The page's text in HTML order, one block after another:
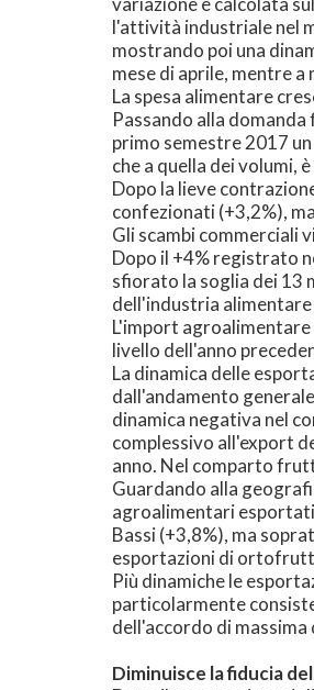
l'attività industriale nel
mostrando poi una
mese di aprile, mentre
La spesa alimentare
Passando alla
primo semestre 2017
che a quella dei volumi,
Dopo la lieve
confezionati (+3,2%),
Gli scambi commerciali
Dopo il +4% registrato
sfiorato la soglia dei 13
dell'industria
L'import agroalimentare
livello dell'anno
La dinamica delle
dall'andamento
dinamica negativa nel
complessivo all'export
anno. Nel comparto
Guardando alla
agroalimentari
Bassi (+3,8%), ma
esportazioni di
Più dinamiche le
particolarmente
dell'accordo di
Diminuisce la fiducia